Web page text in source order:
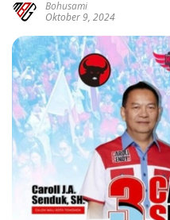
Bohusami
Oktober 9, 2024